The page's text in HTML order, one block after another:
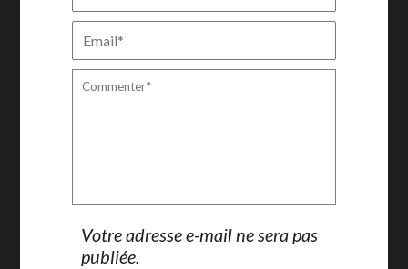
Votre adresse e-mail ne sera pas
publiée.